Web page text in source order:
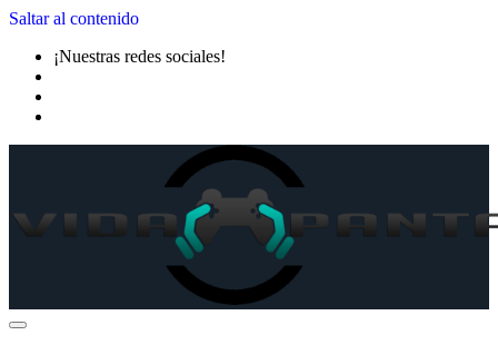
Saltar al contenido
¡Nuestras redes sociales!